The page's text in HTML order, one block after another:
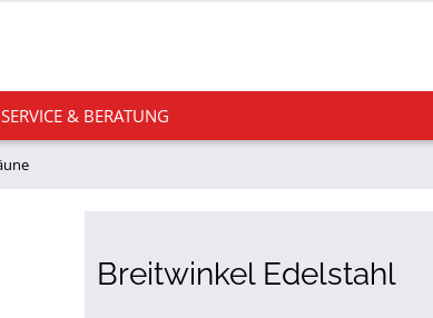
SERVICE & BERATUNG
Breitwinkel Edelstahl